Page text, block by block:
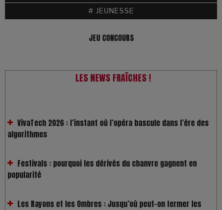
# JEUNESSE
JEU CONCOURS
LES NEWS FRAÎCHES !